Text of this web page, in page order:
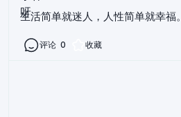
生活简单就迷人，人性简单就幸福。
评论 0 收藏